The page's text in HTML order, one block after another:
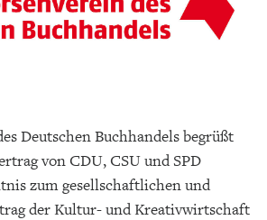
Deutschen Buchhandels begrüßt
von CDU, CSU und SPD
zum gesellschaftlichen und
der Kultur- und Kreativwirtschaft